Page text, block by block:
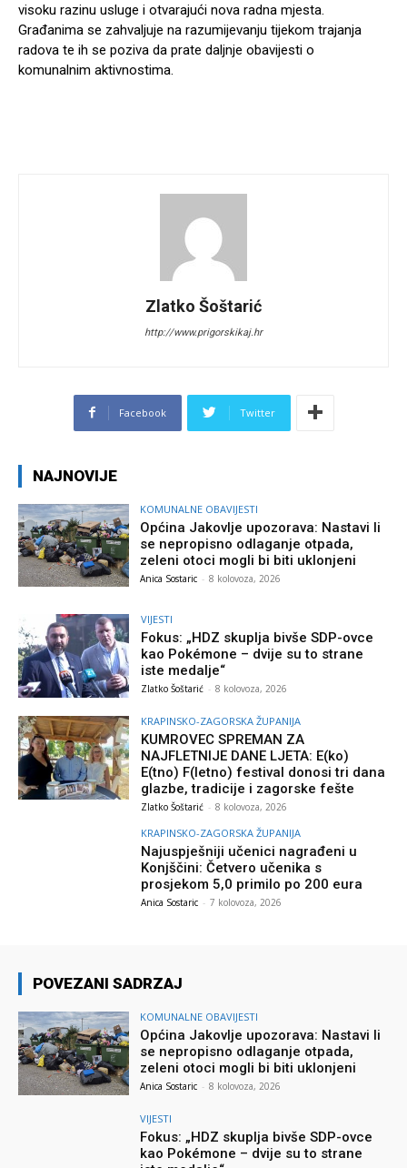
visoku razinu usluge i otvarajući nova radna mjesta.
Građanima se zahvaljuje na razumijevanju tijekom trajanja
radova te ih se poziva da prate daljnje obavijesti o
komunalnim aktivnostima.
Zlatko Šoštarić
http://www.prigorskikaj.hr
Facebook Twitter
NAJNOVIJE
KOMUNALNE OBAVIJESTI
Općina Jakovlje upozorava: Nastavi li
se nepropisno odlaganje otpada,
zeleni otoci mogli bi biti uklonjeni
Anica Sostaric - 8 kolovoza, 2026
VIJESTI
Fokus: „HDZ skuplja bivše SDP-ovce
kao Pokémone – dvije su to strane
iste medalje“
Zlatko Šoštarić - 8 kolovoza, 2026
KRAPINSKO-ZAGORSKA ŽUPANIJA
KUMROVEC SPREMAN ZA
NAJFLETNIJE DANE LJETA: E(ko)
E(tno) F(letno) festival donosi tri dana
glazbe, tradicije i zagorske fešte
Zlatko Šoštarić - 8 kolovoza, 2026
KRAPINSKO-ZAGORSKA ŽUPANIJA
Najuspješniji učenici nagrađeni u
Konjščini: Četvero učenika s
prosjekom 5,0 primilo po 200 eura
Anica Sostaric - 7 kolovoza, 2026
POVEZANI SADRZAJ
KOMUNALNE OBAVIJESTI
Općina Jakovlje upozorava: Nastavi li
se nepropisno odlaganje otpada,
zeleni otoci mogli bi biti uklonjeni
Anica Sostaric - 8 kolovoza, 2026
VIJESTI
Fokus: „HDZ skuplja bivše SDP-ovce
kao Pokémone – dvije su to strane